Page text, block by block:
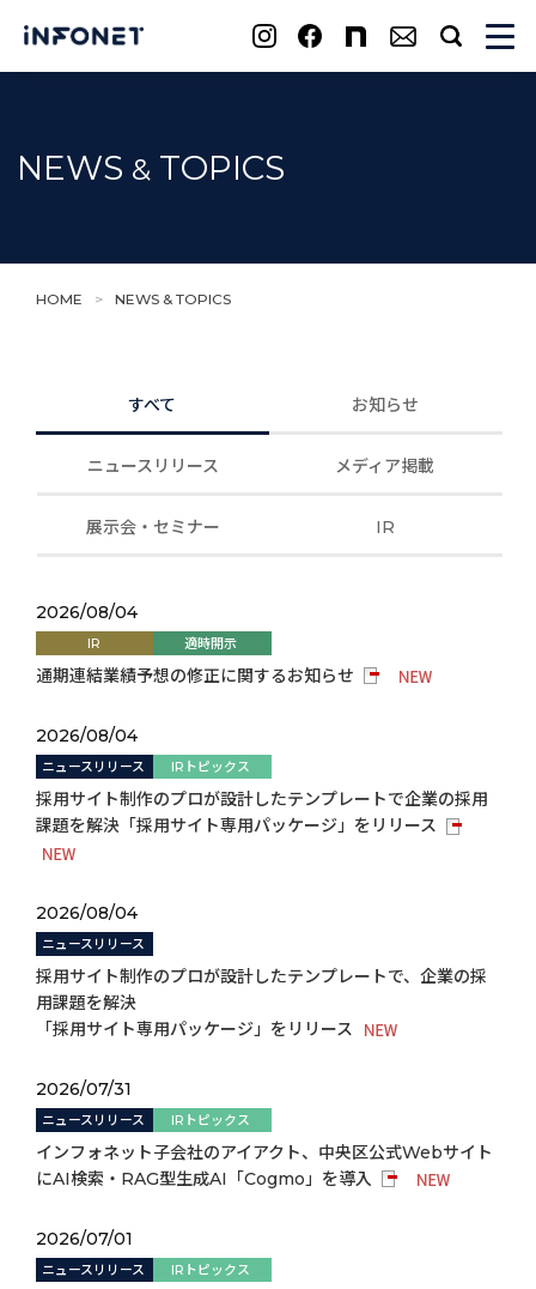
search
NEWS & TOPICS
HOME > NEWS & TOPICS
すべて お知らせ
ニュースリリース メディア掲載
展示会・セミナー IR
2026/08/04
IR 適時開示
通期連結業績予想の修正に関するお知らせ
2026/08/04
ニュースリリース IRトピックス
採用サイト制作のプロが設計したテンプレートで企業の採用
課題を解決「採用サイト専用パッケージ」をリリース
2026/08/04
ニュースリリース
採用サイト制作のプロが設計したテンプレートで、企業の採
用課題を解決
「採用サイト専用パッケージ」をリリース
2026/07/31
ニュースリリース IRトピックス
インフォネット子会社のアイアクト、中央区公式Webサイト
にAI検索・RAG型生成AI「Cogmo」を導入
2026/07/01
ニュースリリース IRトピックス